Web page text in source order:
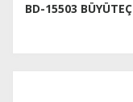
BD-15503 BÜYÜTEÇ